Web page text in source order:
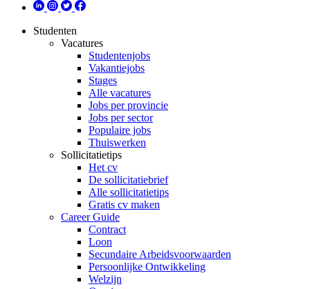
Studenten
Vacatures
Studentenjobs
Vakantiejobs
Stages
Alle vacatures
Jobs per provincie
Jobs per sector
Populaire jobs
Thuiswerken
Sollicitatietips
Het cv
De sollicitatiebrief
Alle sollicitatietips
Gratis cv maken
Career Guide
Contract
Loon
Secundaire Arbeidsvoorwaarden
Persoonlijke Ontwikkeling
Welzijn